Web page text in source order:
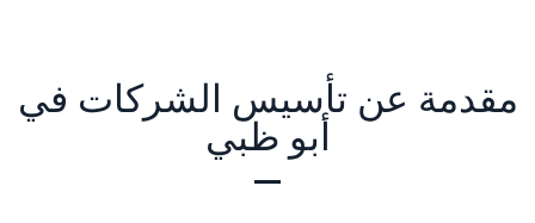
مقدمة عن تأسيس الشركات في
أبو ظبي